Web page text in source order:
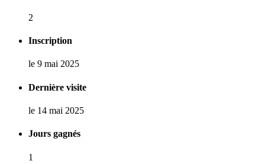
2
Inscription
le 9 mai 2025
Dernière visite
le 14 mai 2025
Jours gagnés
1